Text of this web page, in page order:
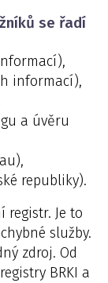
se řadí
informací),
a úvěru
republiky).
registr. Je to
služby.
zdroj. Od
BRKI a